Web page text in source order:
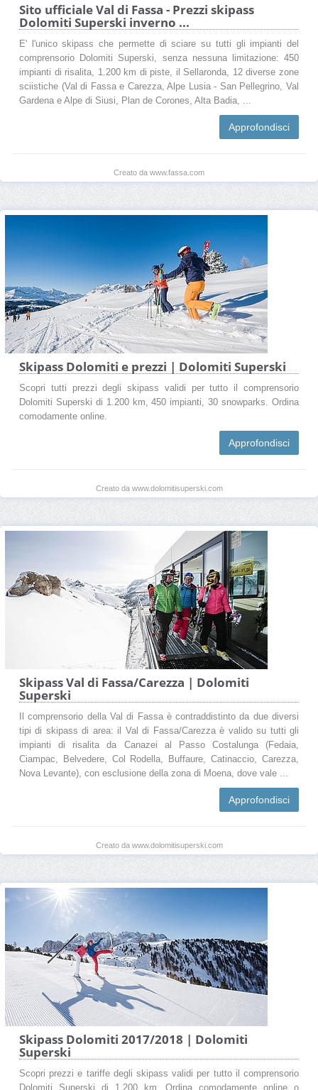
Sito ufficiale Val di Fassa - Prezzi skipass
Dolomiti Superski inverno ...
E' l'unico skipass che permette di sciare su tutti gli impianti del
comprensorio Dolomiti Superski, senza nessuna limitazione: 450
impianti di risalita, 1.200 km di piste, il Sellaronda, 12 diverse zone
sciistiche (Val di Fassa e Carezza, Alpe Lusia - San Pellegrino, Val
Gardena e Alpe di Siusi, Plan de Corones, Alta Badia, ...
Approfondisci
Creato da www.fassa.com
Skipass Dolomiti e prezzi | Dolomiti Superski
Scopri tutti prezzi degli skipass validi per tutto il comprensorio
Dolomiti Superski di 1.200 km, 450 impianti, 30 snowparks. Ordina
comodamente online.
Approfondisci
Creato da www.dolomitisuperski.com
Skipass Val di Fassa/Carezza | Dolomiti
Superski
Il comprensorio della Val di Fassa è contraddistinto da due diversi
tipi di skipass di area: il Val di Fassa/Carezza è valido su tutti gli
impianti di risalita da Canazei al Passo Costalunga (Fedaia,
Ciampac, Belvedere, Col Rodella, Buffaure, Catinaccio, Carezza,
Nova Levante), con esclusione della zona di Moena, dove vale ...
Approfondisci
Creato da www.dolomitisuperski.com
Skipass Dolomiti 2017/2018 | Dolomiti
Superski
Scopri prezzi e tariffe degli skipass validi per tutto il comprensorio
Dolomiti Superski di 1.200 km. Ordina comodamente online o